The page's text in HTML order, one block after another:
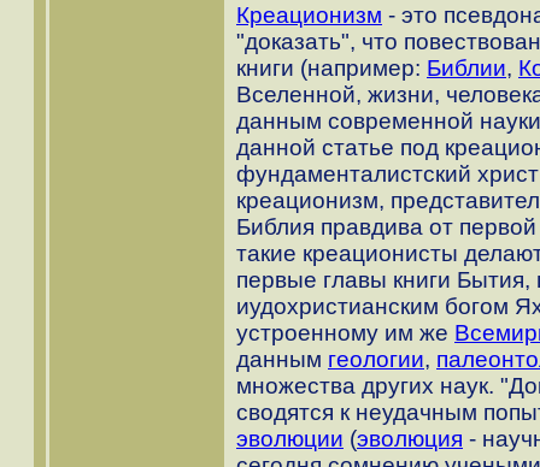
Креационизм - это
"доказать", что
книги (например: Библии,
Вселенной, жизни,
данным современной
данной статье под
фундаменталистский
креационизм,
Библия правдива от
такие креационисты
первые главы книги
иудохристианским богом
устроенному им же
данным геологии,
множества других наук.
сводятся к неудачным
эволюции (эволюция -